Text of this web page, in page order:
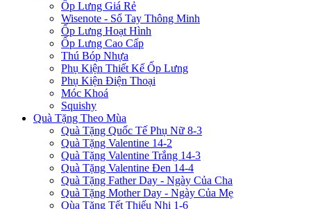
Ốp Lưng Giá Rẻ
Wisenote - Sổ Tay Thông Minh
Ốp Lưng Hoạt Hình
Ốp Lưng Cao Cấp
Thú Bóp Nhựa
Phụ Kiện Thiết Kế Ốp Lưng
Phụ Kiện Điện Thoại
Móc Khoá
Squishy
Quà Tặng Theo Mùa
Quà Tặng Quốc Tế Phụ Nữ 8-3
Quà Tặng Valentine 14-2
Quà Tặng Valentine Trắng 14-3
Quà Tặng Valentine Đen 14-4
Quà Tặng Father Day - Ngày Của Cha
Quà Tặng Mother Day - Ngày Của Mẹ
Qùa Tặng Tết Thiếu Nhi 1-6